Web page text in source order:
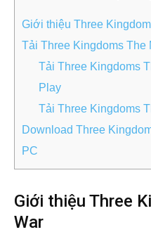
Giới thiệu Three
Tải Three Kingdoms The
Tải Three Kingdoms
Play
Tải Three Kingdoms
Download Three
PC
Giới thiệu Three
War